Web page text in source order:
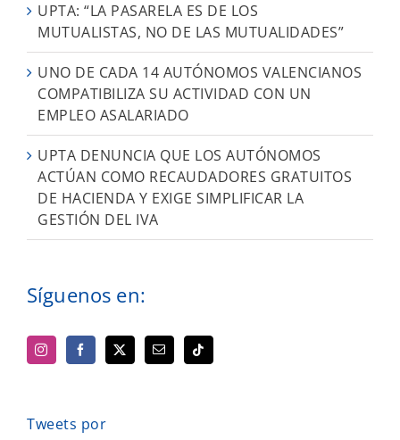
UPTA: “LA PASARELA ES DE LOS
MUTUALISTAS, NO DE LAS MUTUALIDADES”
UNO DE CADA 14 AUTÓNOMOS VALENCIANOS
COMPATIBILIZA SU ACTIVIDAD CON UN
EMPLEO ASALARIADO
UPTA DENUNCIA QUE LOS AUTÓNOMOS
ACTÚAN COMO RECAUDADORES GRATUITOS
DE HACIENDA Y EXIGE SIMPLIFICAR LA
GESTIÓN DEL IVA
Síguenos en:
Tweets por